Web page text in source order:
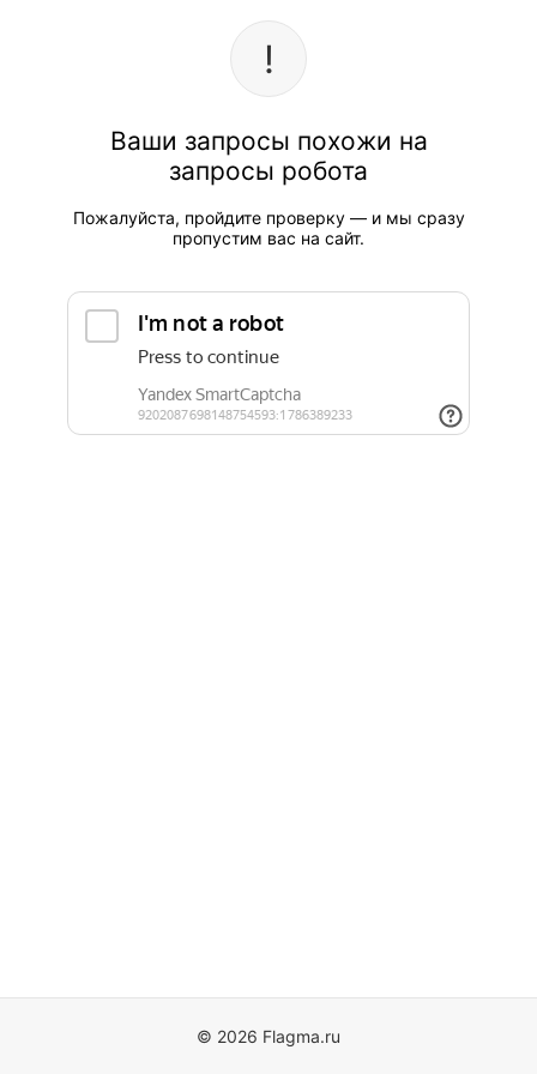
Ваши запросы похожи на
запросы робота
Пожалуйста, пройдите проверку — и мы сразу
пропустим вас на сайт.
© 2026 Flagma.ru